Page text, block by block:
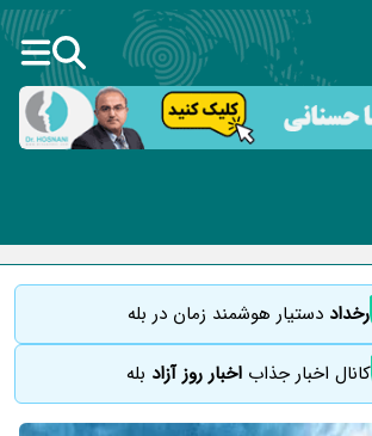
رخداددستیار هوشمند زمان در بله
کانال اخبار جذاباخبار روز آزاد بله